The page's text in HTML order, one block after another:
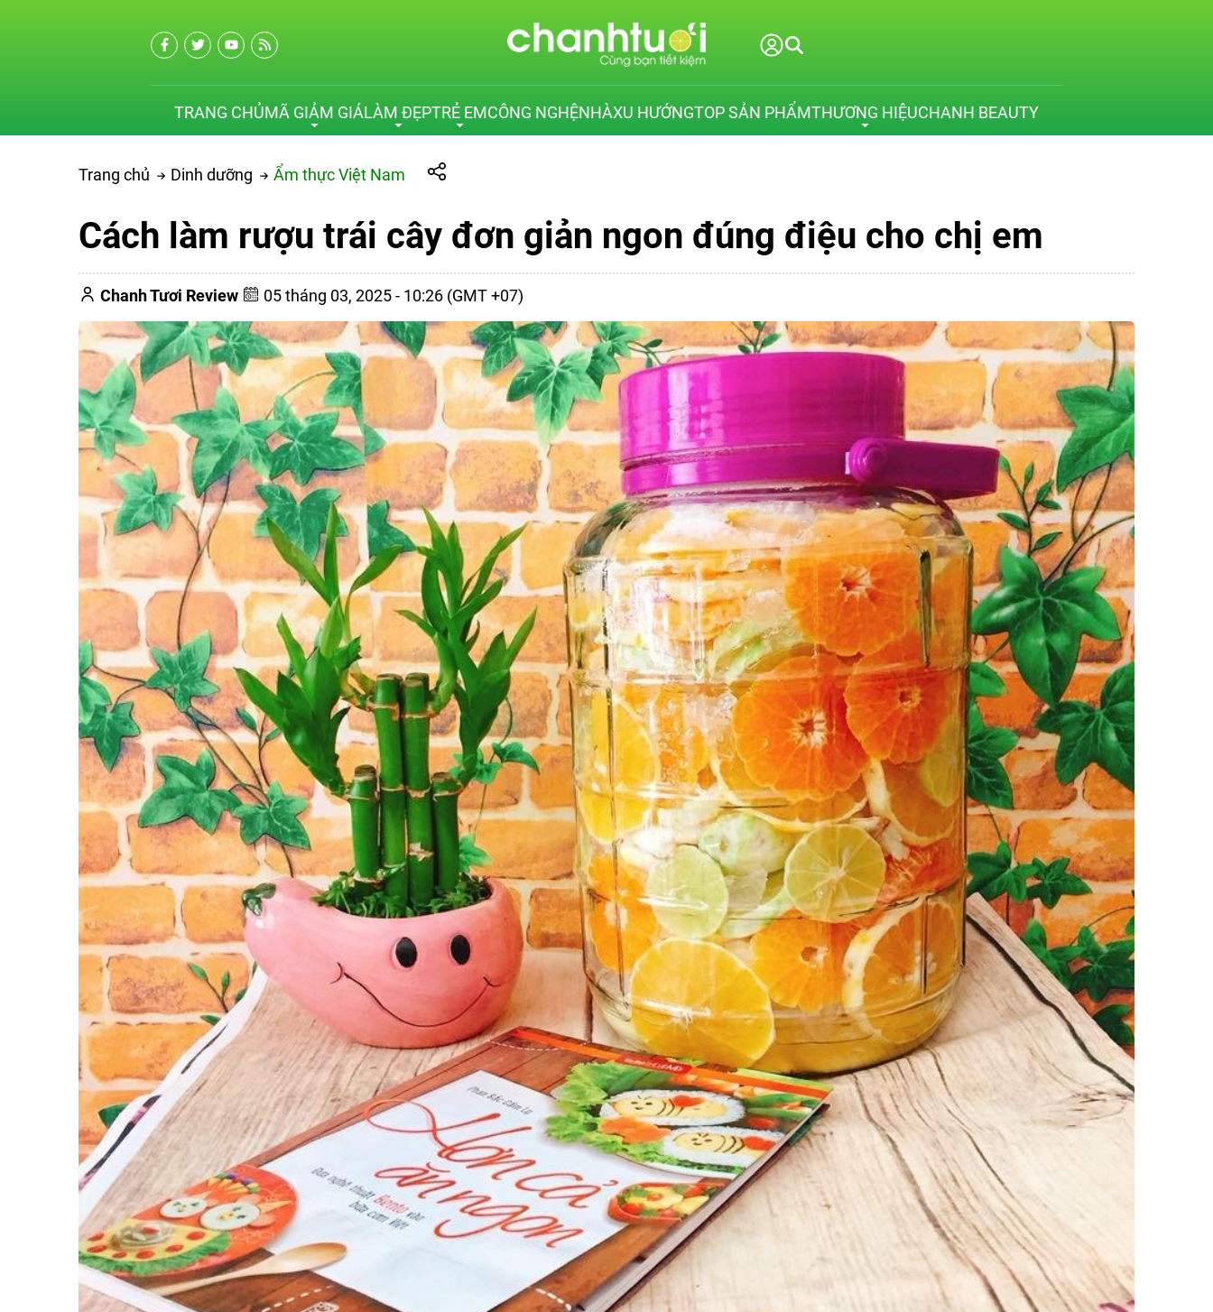
TRANG CHỦMÃ GIẢM GIÁLÀM ĐẸPTRẺ EMCÔNG NGHỆNHÀXU HƯỚNGTOP SẢN PHẨMTHƯƠNG HIỆUCHANH BEAUTY
Trang chủ Dinh dưỡng Ẩm thực Việt Nam
Cách làm rượu trái cây đơn giản ngon đúng điệu cho chị em
Chanh Tươi Review 05 tháng 03, 2025 - 10:26 (GMT +07)